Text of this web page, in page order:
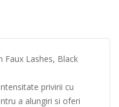
Faux Lashes, Black
privirii cu
a alungiri si oferi